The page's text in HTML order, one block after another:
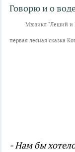
Говорю и о
Мюзикл "Леший и
первая лесная сказка
- Нам бы